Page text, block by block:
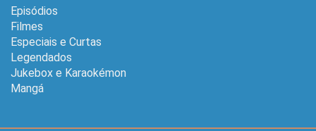
Episódios
Filmes
Especiais e Curtas
Legendados
Jukebox e Karaokémon
Mangá